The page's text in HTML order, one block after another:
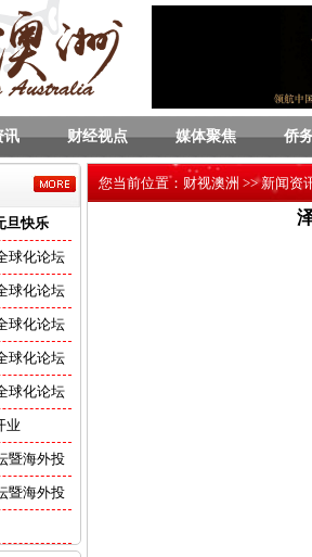
讯 财经视点 媒体聚焦 侨
旦快乐
球化论坛
球化论坛
球化论坛
球化论坛
球化论坛
业
暨海外投
暨海外投
您当前位置： 财视澳洲 >>新闻资